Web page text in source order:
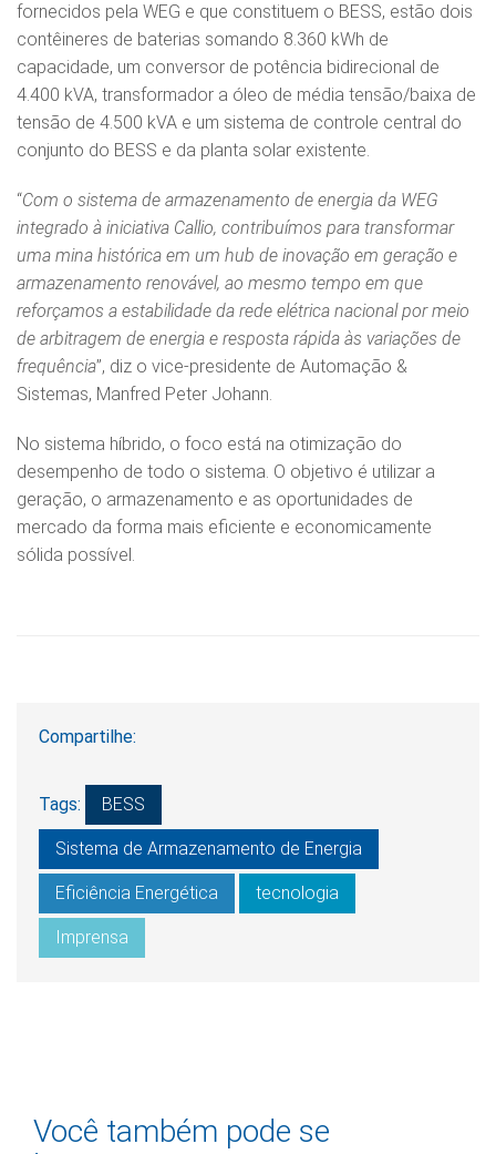
fornecidos pela WEG e que constituem o BESS, estão dois
contêineres de baterias somando 8.360 kWh de
capacidade, um conversor de potência bidirecional de
4.400 kVA, transformador a óleo de média tensão/baixa de
tensão de 4.500 kVA e um sistema de controle central do
conjunto do BESS e da planta solar existente.
“Com o sistema de armazenamento de energia da WEG
integrado à iniciativa Callio, contribuímos para transformar
uma mina histórica em um hub de inovação em geração e
armazenamento renovável, ao mesmo tempo em que
reforçamos a estabilidade da rede elétrica nacional por meio
de arbitragem de energia e resposta rápida às variações de
frequência”, diz o vice-presidente de Automação &
Sistemas, Manfred Peter Johann.
No sistema híbrido, o foco está na otimização do
desempenho de todo o sistema. O objetivo é utilizar a
geração, o armazenamento e as oportunidades de
mercado da forma mais eficiente e economicamente
sólida possível.
Compartilhe:
Tags: BESS
Sistema de Armazenamento de Energia
Eficiência Energética tecnologia
Imprensa
Você também pode se